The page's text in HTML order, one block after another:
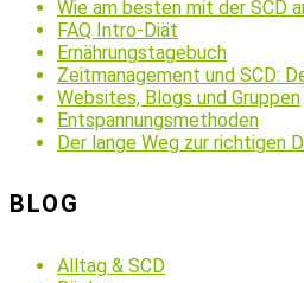
Wie am besten mit der SCD
FAQ Intro-Diät
Ernährungstagebuch
Zeitmanagement und SCD:
Websites, Blogs und Gruppen
Entspannungsmethoden
Der lange Weg zur richtigen
BLOG
Alltag & SCD